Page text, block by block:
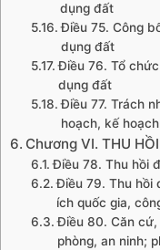
dụng đất
Điều 75. Công
dụng đất
Điều 76. Tổ
dụng đất
Điều 77. Trách
hoạch, kế
Chương VI. THU
Điều 78. Thu hồi
Điều 79. Thu hồi
ích quốc gia,
Điều 80. Căn
phòng, an ninh;